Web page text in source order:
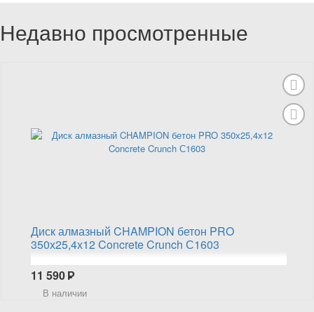
Недавно просмотренные
Диск алмазный CHAMPION бетон PRO
350х25,4х12 Concrete Crunch С1603
11 590Р
В наличии